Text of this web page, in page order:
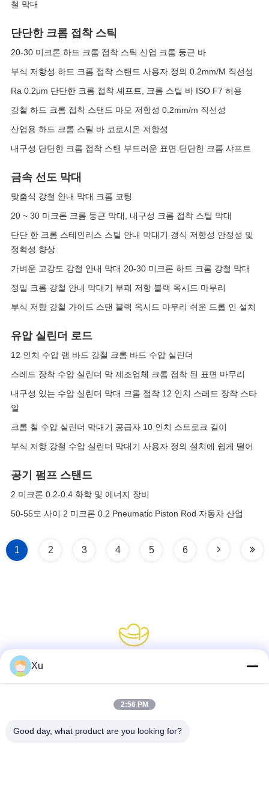
철 막대
단단한 크롬 접착 스틱
20-30 미크론 하드 크롬 접착 스틱 산업 크롬 둥근 바
부식 저항성 하드 크롬 접착 스탠드 사용자 정의 0.2mm/M 직선성
Ra 0.2μm 단단한 크롬 접착 셰프트, 크롬 스틸 바 ISO F7 허용
강철 하드 크롬 접착 스탠드 마모 저항성 0.2mm/m 직선성
산업용 하드 크롬 스틸 바 코로시온 저항성
내구성 단단한 크롬 접착 스탠 부드러운 표면 단단한 크롬 샤프트
금속 선도 막대
맞춤식 강철 안내 막대 크롬 코팅
20 ~ 30 미크론 크롬 둥근 막대, 내구성 크롬 접착 스틸 막대
단단 한 크롬 스테인리스 스틸 안내 막대기 경식 저항성 안정성 및
정확성 향상
가벼운 고강도 강철 안내 막대 20-30 미크론 하드 크롬 강철 막대
정밀 크롬 강철 안내 막대기 부패 저항 블랙 옥시드 마무리
부식 저항 강철 가이드 스탠 블랙 옥시드 마무리 쉬운 드롭 인 설치
유압 실린더 로드
12 인치 수압 램 바드 강철 크롬 바드 수압 실린더
스레드 장착 수압 실린더 막 제조업체 크롬 접착 된 표면 마무리
내구성 있는 수압 실린더 막대 크롬 접착 12 인치 스레드 장착 스타
일
크롬 칠 수압 실린더 막대기 공급자 10 인치 스트로크 길이
부식 저항 강철 수압 실린더 막대기 사용자 정의 설치에 쉽게 떨어
공기 펌프 스탠드
2 미크론 0.2-0.4 화학 및 에너지 장비
50-55도 사이 2 미크론 0.2 Pneumatic Piston Rod 자동차 산업
1 2 3 4 5 6
Xu
2:56 PM
Good day, what product are you looking for?